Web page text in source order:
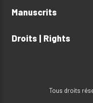
Manuscrits
Droits | Rights
Tous droits